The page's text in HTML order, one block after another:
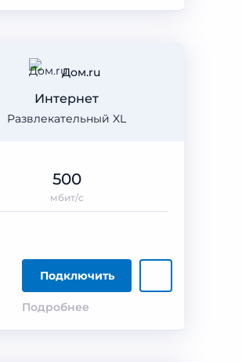
Дом.ru
Развлекательный XL
Интернет
Подключить
Подробнее
500
мбит/с